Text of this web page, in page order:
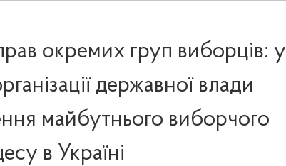
окремих груп виборців: у
державної влади
майбутнього виборчого
в Україні